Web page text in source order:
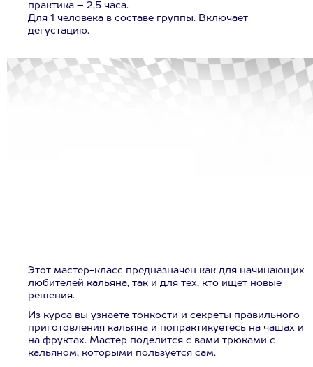
практика – 2,5 часа.
Для 1 человека в составе группы. Включает
дегустацию.
Этот мастер-класс предназначен как для начинающих
любителей кальяна, так и для тех, кто ищет новые
решения.
Из курса вы узнаете тонкости и секреты правильного
приготовления кальяна и попрактикуетесь на чашах и
на фруктах. Мастер поделится с вами трюками с
кальяном, которыми пользуется сам.